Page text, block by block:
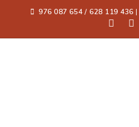
976 087 654 / 628 119 436 |